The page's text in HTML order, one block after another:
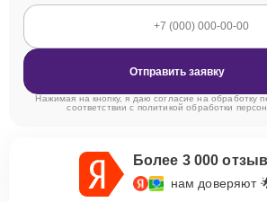
Отправить заявку
Нажимая на кнопку, я даю согласие на обработку
соответствии с политикой обработки
Более 3 000
нам доверяют